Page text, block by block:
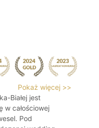
Pokaż więcej >>
Białej jest
w całościowej
Pod